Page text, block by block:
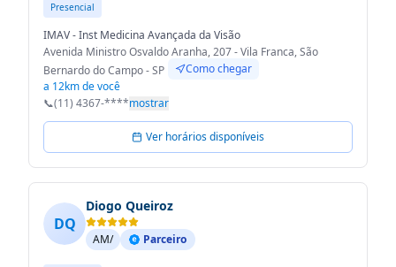
Presencial
IMAV - Inst Medicina Avançada da Visão
Avenida Ministro Osvaldo Aranha, 207 - Vila Franca, São
Bernardo do Campo - SP
Como chegar
a 12km de você
📞(11) 4367-****mostrar
Ver horários disponíveis
DQ
Diogo Queiroz
AM/ Parceiro